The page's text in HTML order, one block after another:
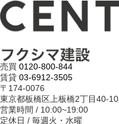
売買 0120-800-844
賃貸 03-6912-3505
〒174-0076
東京都板橋区上板橋2丁目40-10
営業時間 / 10:00~19:00
定休日 / 毎週火・水曜